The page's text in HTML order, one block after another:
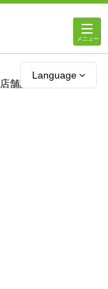
Language
店舗詳細